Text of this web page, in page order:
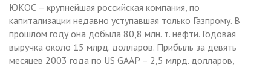
ЮКОС – крупнейшая российская компания, по
капитализации недавно уступавшая только Газпрому. В
прошлом году она добыла 80,8 млн. т. нефти. Годовая
выручка около 15 млрд. долларов. Прибыль за девять
месяцев 2003 года по US GAAP – 2,5 млрд. долларов,